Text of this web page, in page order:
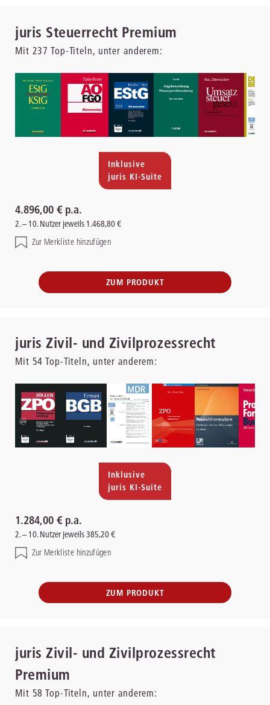
juris Steuerrecht Premium
Mit 237 Top-Titeln, unter anderem:
Inklusive
juris KI-Suite
4.896,00 € p.a.
2. – 10. Nutzer jeweils 1.468,80 €
Zur Merkliste hinzufügen
ZUM PRODUKT
juris Zivil- und Zivilprozessrecht
Mit 54 Top-Titeln, unter anderem:
Inklusive
juris KI-Suite
1.284,00 € p.a.
2. – 10. Nutzer jeweils 385,20 €
Zur Merkliste hinzufügen
ZUM PRODUKT
juris Zivil- und Zivilprozessrecht
Premium
Mit 58 Top-Titeln, unter anderem: